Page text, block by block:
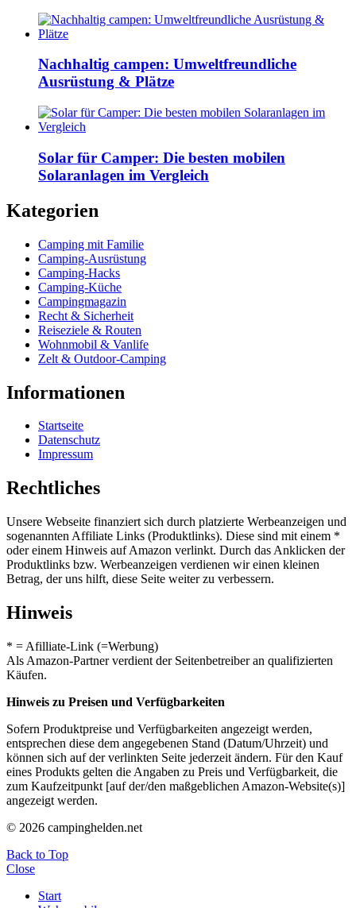
Nachhaltig campen: Umweltfreundliche
Ausrüstung & Plätze
Solar für Camper: Die besten mobilen
Solaranlagen im Vergleich
Kategorien
Camping mit Familie
Camping-Ausrüstung
Camping-Hacks
Camping-Küche
Campingmagazin
Recht & Sicherheit
Reiseziele & Routen
Wohnmobil & Vanlife
Zelt & Outdoor-Camping
Informationen
Startseite
Datenschutz
Impressum
Rechtliches
Unsere Webseite finanziert sich durch platzierte Werbeanzeigen und
sogenannten Affiliate Links (Produktlinks). Diese sind mit einem *
oder einem Hinweis auf Amazon verlinkt. Durch das Anklicken der
Produktlinks bzw. Werbeanzeigen verdienen wir einen kleinen
Betrag, der uns hilft, diese Seite weiter zu verbessern.
Hinweis
* = Afilliate-Link (=Werbung)
Als Amazon-Partner verdient der Seitenbetreiber an qualifizierten
Käufen.
Hinweis zu Preisen und Verfügbarkeiten
Sofern Produktpreise und Verfügbarkeiten angezeigt werden,
entsprechen diese dem angegebenen Stand (Datum/Uhrzeit) und
können sich auf der verlinkten Seite jederzeit ändern. Für den Kauf
eines Produkts gelten die Angaben zu Preis und Verfügbarkeit, die
zum Kaufzeitpunkt [auf der/den maßgeblichen Amazon-Website(s)]
angezeigt werden.
© 2026 campinghelden.net
Back to Top
Close
Start